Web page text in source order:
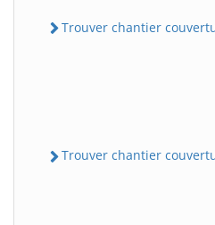
Trouver chantier
Trouver chantier